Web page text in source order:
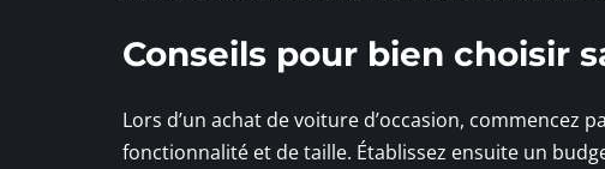
Conseils pour bien choisir
Lors d’un achat de voiture d’occasion, commencez
fonctionnalité et de taille. Établissez ensuite un